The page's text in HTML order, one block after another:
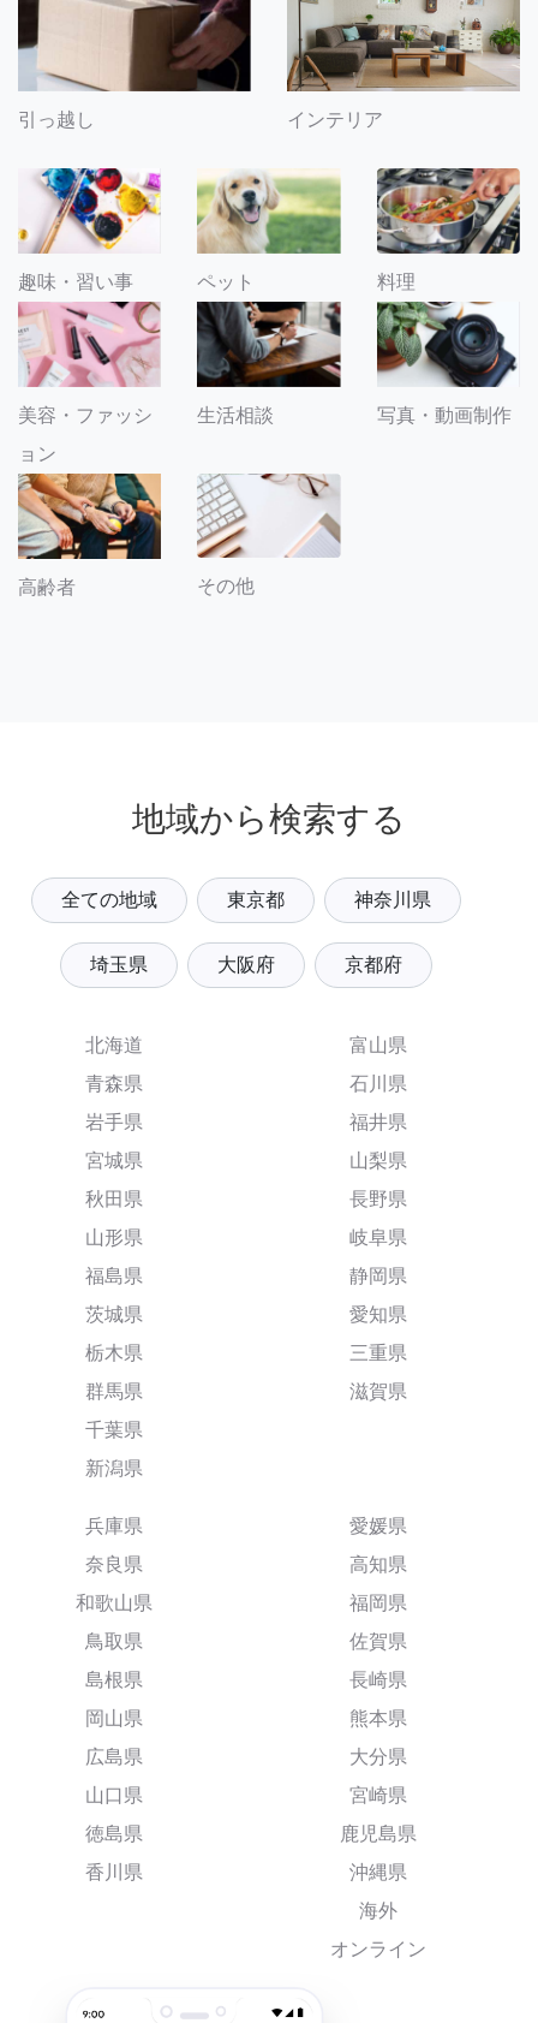
引っ越し インテリア
趣味・習い事 ペット 料理
美容・ファッシ
ョン
生活相談 写真・動画制作
高齢者 その他
地域から検索する
全ての地域 東京都 神奈川県
埼玉県 大阪府 京都府
北海道
青森県
岩手県
宮城県
秋田県
山形県
福島県
茨城県
栃木県
群馬県
千葉県
新潟県
富山県
石川県
福井県
山梨県
長野県
岐阜県
静岡県
愛知県
三重県
滋賀県
兵庫県
奈良県
和歌山県
鳥取県
島根県
岡山県
広島県
山口県
徳島県
香川県
愛媛県
高知県
福岡県
佐賀県
長崎県
熊本県
大分県
宮崎県
鹿児島県
沖縄県
海外
オンライン